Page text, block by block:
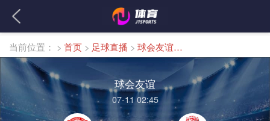
当前位置： > 首页 > 足球直播 > 球会友谊直播
球会友谊
07-11 02:45